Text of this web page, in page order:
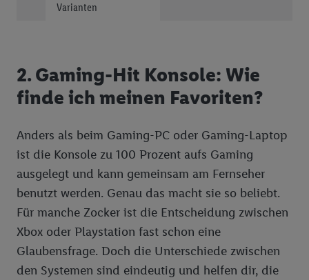
Varianten
2. Gaming-Hit Konsole: Wie
finde ich meinen Favoriten?
Anders als beim Gaming-PC oder Gaming-Laptop
ist die Konsole zu 100 Prozent aufs Gaming
ausgelegt und kann gemeinsam am Fernseher
benutzt werden. Genau das macht sie so beliebt.
Für manche Zocker ist die Entscheidung zwischen
Xbox oder Playstation fast schon eine
Glaubensfrage. Doch die Unterschiede zwischen
den Systemen sind eindeutig und helfen dir, die